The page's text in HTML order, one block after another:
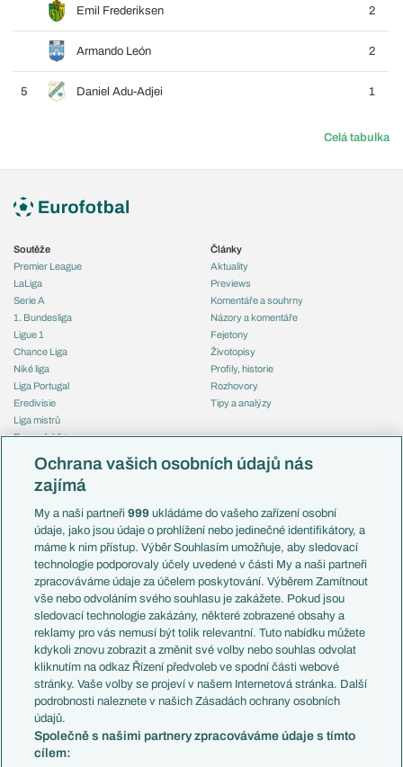
Emil Frederiksen 2
Armando León 2
5 Daniel Adu-Adjei 1
Celá tabulka
Soutěže
Premier League
LaLiga
Serie A
1. Bundesliga
Ligue 1
Chance Liga
Niké liga
Liga Portugal
Eredivisie
Liga mistrů
Evropská liga
Mistrovství světa
Liga národů
Témata
Představení týmů MS
EuroSkauting
PL v kostce
Evropské koeficienty
Přestupy
Přestupové spekulace
Zranění
Kluby
Arsenal FC
Chelsea FC
Manchester United
AC Milán
Články
Aktuality
Previews
Komentáře a souhrny
Názory a komentáře
Fejetony
Životopisy
Profily, historie
Rozhovory
Tipy a analýzy
Česko
Francie
Itálie
Německo
Španělsko
Argentina
Brazílie
Přestupy
Zápasy
Livescore
Tipovací soutěž
Ochrana vašich osobních údajů nás
zajímá
My a naši partneři999 ukládáme do vašeho zařízení osobní
údaje, jako jsou údaje o prohlížení nebo jedinečné identifikátory, a
máme k nim přístup. Výběr Souhlasím umožňuje, aby sledovací
technologie podporovaly účely uvedené v části My a naši partneři
zpracováváme údaje za účelem poskytování. Výběrem Zamítnout
vše nebo odvoláním svého souhlasu je zakážete. Pokud jsou
sledovací technologie zakázány, některé zobrazené obsahy a
reklamy pro vás nemusí být tolik relevantní. Tuto nabídku můžete
kdykoli znovu zobrazit a změnit své volby nebo souhlas odvolat
kliknutím na odkaz Řízení předvoleb ve spodní části webové
stránky. Vaše volby se projeví v našem Internetová stránka. Další
podrobnosti naleznete v našich Zásadách ochrany osobních
údajů.
Společně s našimi partnery zpracováváme údaje s tímto
cílem: